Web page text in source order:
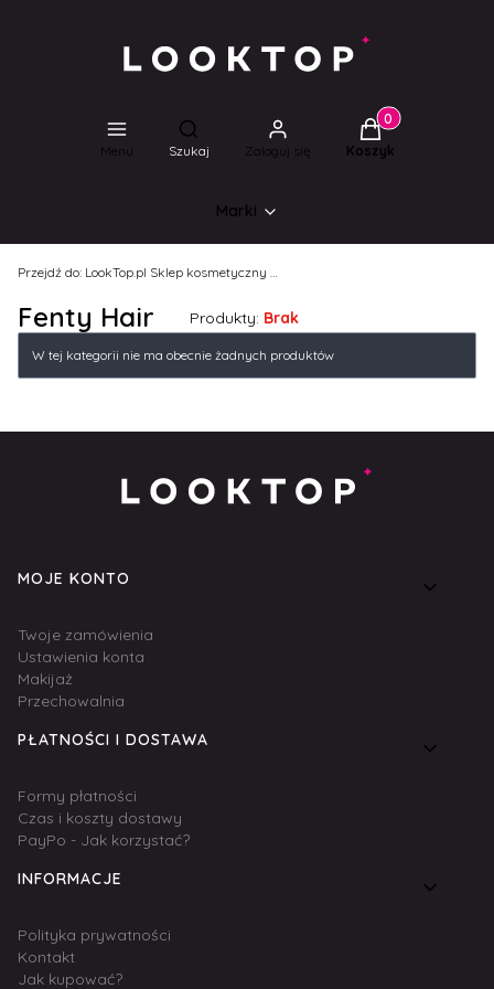
Menu
Otwórz wyszukiwarkę
Szukaj Zaloguj się
Produkty w
Koszyk
Marki
Przejdź do: LookTop.pl Sklep kosmetyczny dla wyjątkowych kobiet!
Fenty Hair Produkty: Brak
Lista produktów
W tej kategorii nie ma obecnie żadnych produktów
Linki w stopce
MOJE KONTO
Twoje zamówienia
Ustawienia konta
Makijaż
Przechowalnia
PŁATNOŚCI I DOSTAWA
Formy płatności
Czas i koszty dostawy
PayPo - Jak korzystać?
INFORMACJE
Polityka prywatności
Kontakt
Jak kupować?